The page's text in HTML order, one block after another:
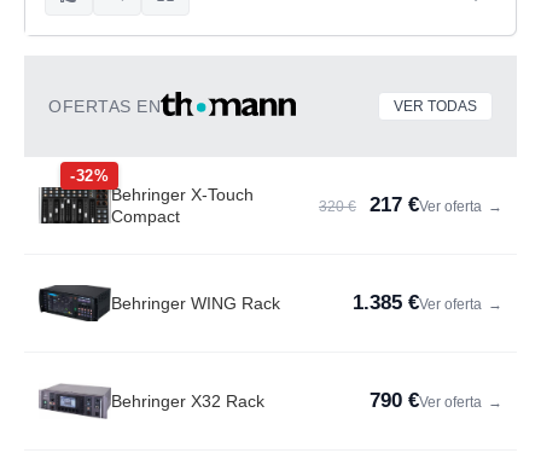
OFERTAS EN VER TODAS
-32%
Behringer X-Touch
Compact
320 € 217 €Ver oferta →
Behringer WING Rack 1.385 €Ver oferta →
Behringer X32 Rack 790 €Ver oferta →